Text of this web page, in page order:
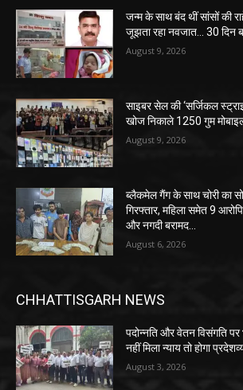
जन्म के साथ बंद थीं सांसों की
जूझता रहा नवजात… 30 दिन
August 9, 2026
साइबर सेल की ‘सर्जिकल
खोज निकाले 1250 गुम
August 9, 2026
ब्लैकमेल गैंग के साथ चोरी का
गिरफ्तार, महिला समेत 9
और नगदी बरामद…
August 6, 2026
CHHATTISGARH NEWS
पदोन्नति और वेतन विसंगति
नहीं मिला न्याय तो होगा
August 3, 2026